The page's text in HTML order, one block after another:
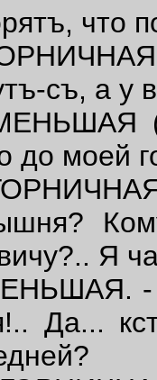
что
съ, а у
до моей
Я
-
Да...